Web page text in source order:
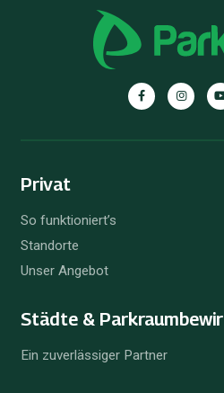
Privat
So funktioniert’s
Standorte
Unser Angebot
Städte &
Ein zuverlässiger Partner